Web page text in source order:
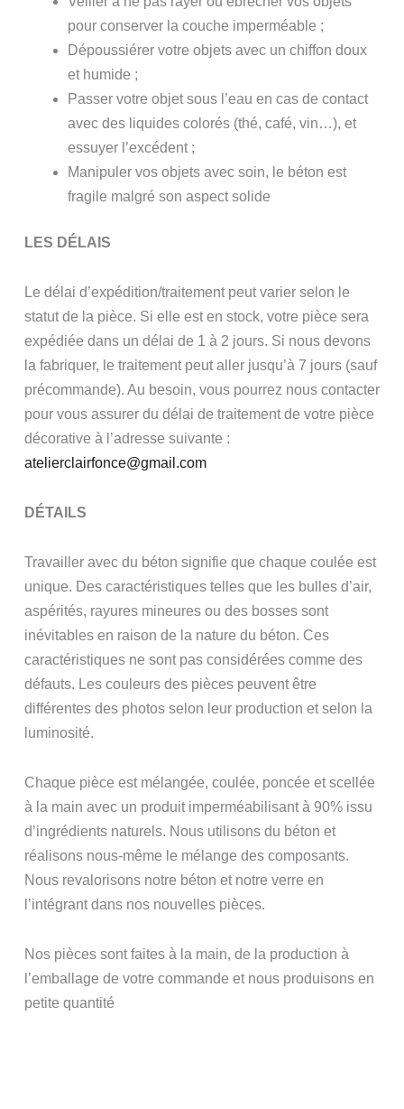
pour conserver la couche imperméable ;
Dépoussiérer votre objets avec un chiffon doux
et humide ;
Passer votre objet sous l’eau en cas de contact
avec des liquides colorés (thé, café, vin…), et
essuyer l’excédent ;
Manipuler vos objets avec soin, le béton est
fragile malgré son aspect solide
LES DÉLAIS
Le délai d’expédition/traitement peut varier selon le
statut de la pièce. Si elle est en stock, votre pièce sera
expédiée dans un délai de 1 à 2 jours. Si nous devons
la fabriquer, le traitement peut aller jusqu’à 7 jours (sauf
précommande). Au besoin, vous pourrez nous contacter
pour vous assurer du délai de traitement de votre pièce
décorative à l’adresse suivante :
atelierclairfonce@gmail.com
DÉTAILS
Travailler avec du béton signifie que chaque coulée est
unique. Des caractéristiques telles que les bulles d’air,
aspérités, rayures mineures ou des bosses sont
inévitables en raison de la nature du béton. Ces
caractéristiques ne sont pas considérées comme des
défauts. Les couleurs des pièces peuvent être
différentes des photos selon leur production et selon la
luminosité.
Chaque pièce est mélangée, coulée, poncée et scellée
à la main avec un produit imperméabilisant à 90% issu
d’ingrédients naturels. Nous utilisons du béton et
réalisons nous-même le mélange des composants.
Nous revalorisons notre béton et notre verre en
l’intégrant dans nos nouvelles pièces.
Nos pièces sont faites à la main, de la production à
l’emballage de votre commande et nous produisons en
petite quantité